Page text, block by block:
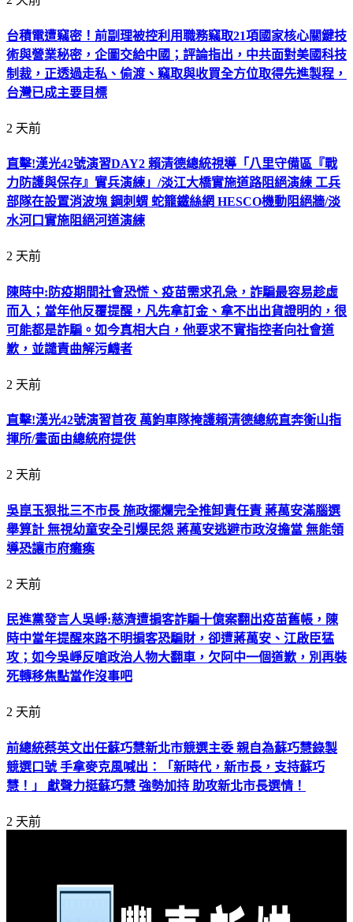
台積電遭竊密！前副理被控利用職務竊取21項國家核心關鍵技
術與營業秘密，企圖交給中國；評論指出，中共面對美國科技
制裁，正透過走私、偷渡、竊取與收買全方位取得先進製程，
台灣已成主要目標
2 天前
直擊!漢光42號演習DAY2 賴清德總統視導「八里守備區『戰
力防護與保存』實兵演練」/淡江大橋實施道路阻絕演練 工兵
部隊在設置消波塊 鋼刺蝟 蛇籠鐵絲網 HESCO機動阻絕牆/淡
水河口實施阻絕河道演練
2 天前
陳時中:防疫期間社會恐慌、疫苗需求孔急，詐騙最容易趁虛
而入；當年他反覆提醒，凡先拿訂金、拿不出出貨證明的，很
可能都是詐騙。如今真相大白，他要求不實指控者向社會道
歉，並譴責曲解污衊者
2 天前
直擊!漢光42號演習首夜 萬鈞車隊掩護賴清德總統直奔衡山指
揮所/畫面由總統府提供
2 天前
吳崑玉狠批三不市長 施政擺爛完全推卸責任責 蔣萬安滿腦選
舉算計 無視幼童安全引爆民怨 蔣萬安逃避市政沒擔當 無能領
導恐讓市府癱瘓
2 天前
民進黨發言人吳崢:慈濟遭掮客詐騙十億案翻出疫苗舊帳，陳
時中當年提醒來路不明掮客恐騙財，卻遭蔣萬安、江啟臣猛
攻；如今吳崢反嗆政治人物大翻車，欠阿中一個道歉，別再裝
死轉移焦點當作沒事吧
2 天前
前總統蔡英文出任蘇巧慧新北市競選主委 親自為蘇巧慧錄製
競選口號 手拿麥克風喊出：「新時代，新市長，支持蘇巧
慧！」 獻聲力挺蘇巧慧 強勢加持 助攻新北市長選情！
2 天前